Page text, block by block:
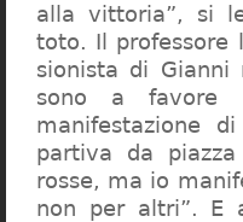
alla vittoria”, si
toto. Il professore
sionista di Gianni
sono a favore
manifestazione
partiva da
rosse, ma io
non per altri”. E